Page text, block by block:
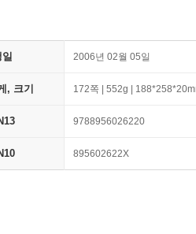
일 2006년 02월 05일
, 크기 172쪽 | 552g |
9788956026220
895602622X